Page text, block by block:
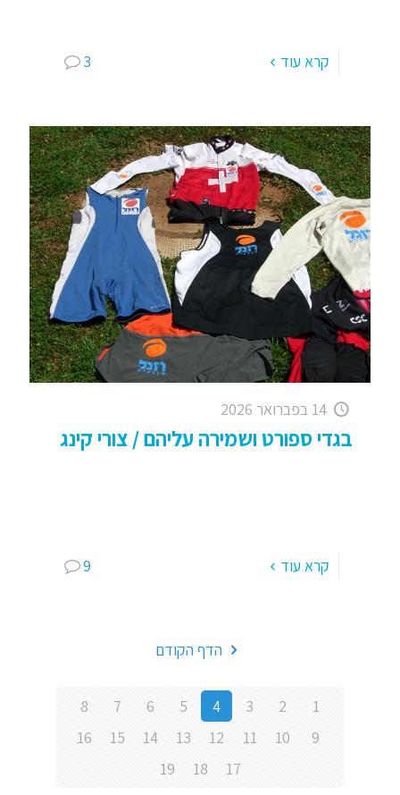
3
קרא עוד
14 בפברואר 2026
בגדי ספורט ושמירה עליהם / צורי קינג
9
קרא עוד
הדף הקודם
1
2
3
4
5
6
7
8
9
10
11
12
13
14
15
16
17
18
19